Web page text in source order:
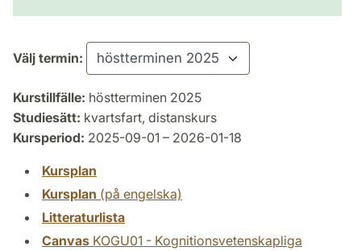
Välj termin:
Kurstillfälle: höstterminen 2025
Studiesätt: kvartsfart, distanskurs
Kursperiod: 2025-09-01 – 2026-01-18
Kursplan
Kursplan (på engelska)
Litteraturlista
Canvas KOGU01 - Kognitionsvetenskapliga